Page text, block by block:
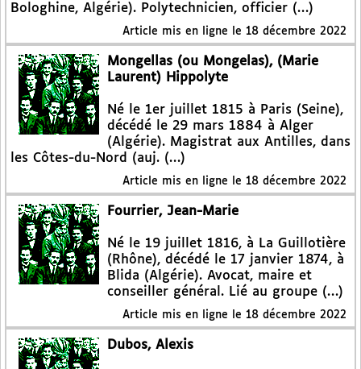
Bologhine, Algérie). Polytechnicien, officier (…)
Article mis en ligne le 18 décembre 2022
Mongellas (ou Mongelas), (Marie
Laurent) Hippolyte
Né le 1er juillet 1815 à Paris (Seine),
décédé le 29 mars 1884 à Alger
(Algérie). Magistrat aux Antilles, dans
les Côtes-du-Nord (auj. (…)
Article mis en ligne le 18 décembre 2022
Fourrier, Jean-Marie
Né le 19 juillet 1816, à La Guillotière
(Rhône), décédé le 17 janvier 1874, à
Blida (Algérie). Avocat, maire et
conseiller général. Lié au groupe (…)
Article mis en ligne le 18 décembre 2022
Dubos, Alexis